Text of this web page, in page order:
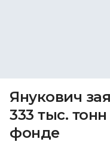
Янукович
333 тыс.
фонде